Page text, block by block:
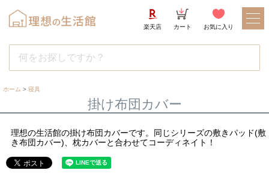
楽天店 カート お気に入り
ホーム 寝具
掛け布団カバー
理想の生活館の掛け布団カバーです。同じシリーズの敷きパッド(敷
き布団カバー)、枕カバーと合わせてコーディネイト！